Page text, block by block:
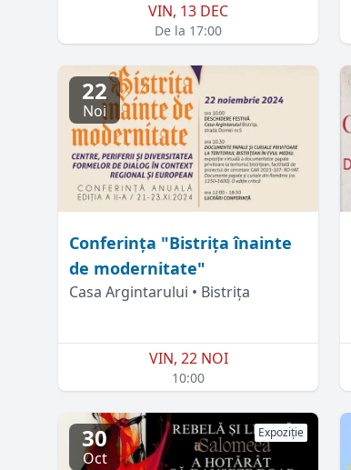
VIN, 13 DEC
De la 17:00
22
Noi
Conferința "Bistrița înainte
de modernitate"
Casa Argintarului • Bistrița
VIN, 22 NOI
10:00
30
Oct
Expoziție